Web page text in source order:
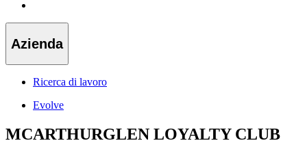
Azienda
Ricerca di lavoro
Evolve
MCARTHURGLEN LOYALTY CLUB